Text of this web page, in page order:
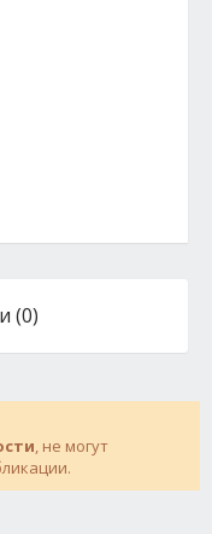
(0)
, не могут